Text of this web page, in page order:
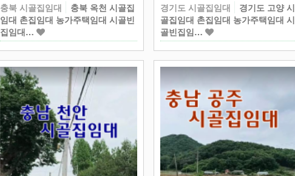
충북 시골집임대
충북 옥천 시골집
임대 촌집임대 농가주택임대 시골빈
집임대…
경기도 시골집임대
경기도 고양 시
골집임대 촌집임대 농가주택임대 시
골빈집임…